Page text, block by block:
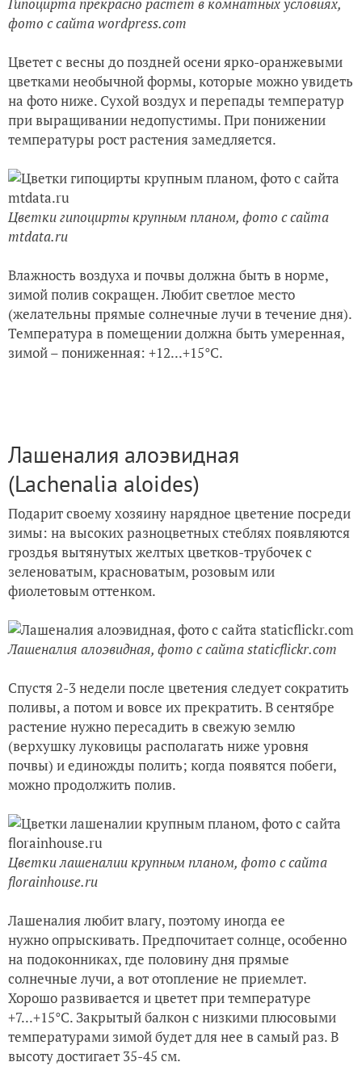
фото с сайта wordpress.com
Цветет с весны до поздней осени ярко-оранжевыми
цветками необычной формы, которые можно увидеть
на фото ниже. Сухой воздух и перепады температур
при выращивании недопустимы. При понижении
температуры рост растения замедляется.
Цветки гипоцирты крупным планом, фото с сайта
mtdata.ru
Влажность воздуха и почвы должна быть в норме,
зимой полив сокращен. Любит светлое место
(желательны прямые солнечные лучи в течение дня).
Температура в помещении должна быть умеренная,
зимой – пониженная: +12...+15°C.
Лашеналия алоэвидная
(Lachenalia aloides)
Подарит своему хозяину нарядное цветение посреди
зимы: на высоких разноцветных стеблях появляются
гроздья вытянутых желтых цветков-трубочек с
зеленоватым, красноватым, розовым или
фиолетовым оттенком.
Лашеналия алоэвидная, фото с сайта staticflickr.com
Спустя 2-3 недели после цветения следует сократить
поливы, а потом и вовсе их прекратить. В сентябре
растение нужно пересадить в свежую землю
(верхушку луковицы располагать ниже уровня
почвы) и единожды полить; когда появятся побеги,
можно продолжить полив.
Цветки лашеналии крупным планом, фото с сайта
florainhouse.ru
Лашеналия любит влагу, поэтому иногда ее
нужно опрыскивать. Предпочитает солнце, особенно
на подоконниках, где половину дня прямые
солнечные лучи, а вот отопление не приемлет.
Хорошо развивается и цветет при температуре
+7...+15°C. Закрытый балкон с низкими плюсовыми
температурами зимой будет для нее в самый раз. В
высоту достигает 35-45 см.